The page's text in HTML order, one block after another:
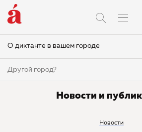
О диктанте в вашем городе
Другой город?
Новости и
Новости